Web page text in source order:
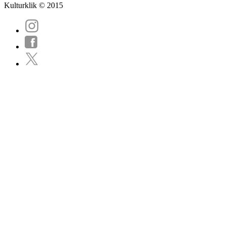
Kulturklik © 2015